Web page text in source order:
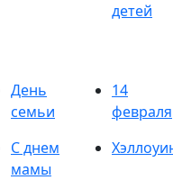
детей
День
семьи
14
февраля
С днем
мамы